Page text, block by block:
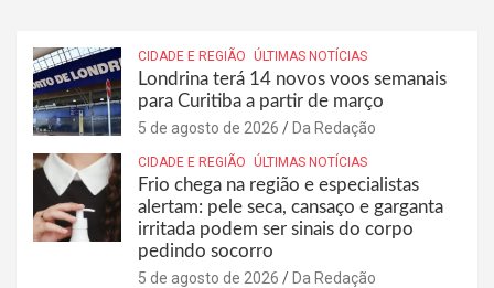
CIDADE E REGIÃO ÚLTIMAS NOTÍCIAS
Londrina terá 14 novos voos semanais
para Curitiba a partir de março
5 de agosto de 2026 Da Redação
CIDADE E REGIÃO ÚLTIMAS NOTÍCIAS
Frio chega na região e especialistas
alertam: pele seca, cansaço e garganta
irritada podem ser sinais do corpo
pedindo socorro
5 de agosto de 2026 Da Redação